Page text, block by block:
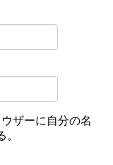
ザーに自分の名